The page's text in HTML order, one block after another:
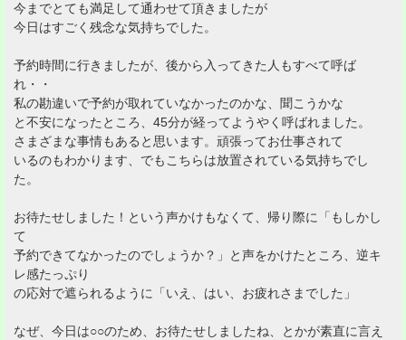
今までとても満足して通わせて頂きましたが
今日はすごく残念な気持ちでした。
予約時間に行きましたが、後から入ってきた人もすべて呼ば
れ・・
私の勘違いで予約が取れていなかったのかな、聞こうかな
と不安になったところ、45分が経ってようやく呼ばれました。
さまざまな事情もあると思います。頑張ってお仕事されて
いるのもわかります、でもこちらは放置されている気持ちでし
た。
お待たせしました！という声かけもなくて、帰り際に「もしかし
て
予約できてなかったのでしょうか？」と声をかけたところ、逆キ
レ感たっぷり
の応対で遮られるように「いえ、はい、お疲れさまでした」
なぜ、今日は○○のため、お待たせしましたね、とかが素直に言え